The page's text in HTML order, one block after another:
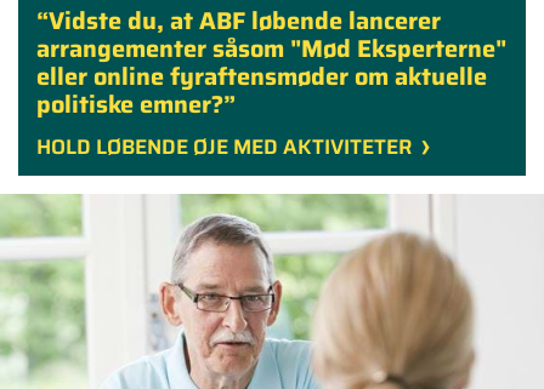
Vidste du, at ABF løbende lancerer
arrangementer såsom "Mød Eksperterne"
eller online fyraftensmøder om aktuelle
politiske emner?
HOLD LØBENDE ØJE MED AKTIVITETER